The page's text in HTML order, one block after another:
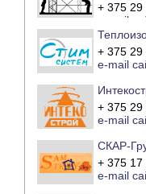
+ 375 29
e-mail
+ 375 29
e-mail
+ 375 29
e-mail
СКАР-
+ 375 17
e-mail